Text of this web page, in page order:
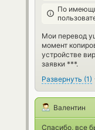
По
Мои перевод
момент
устройстве
заявки ***.
Развернуть (1)
Валентин
Спасибо, все